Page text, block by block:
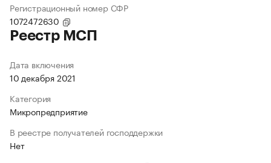
Регистрационный номер СФР
1072472630
Реестр МСП
Дата включения
10 декабря 2021
Категория
Микропредприятие
В реестре получателей господдержки
Нет